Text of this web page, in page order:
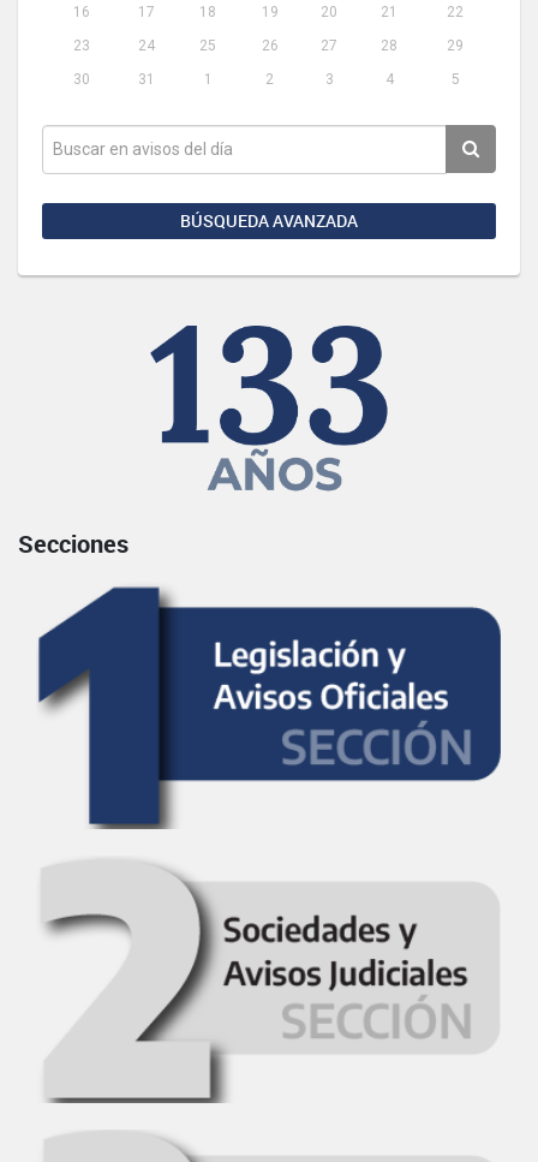
16
17 18 19 20 21
22
23
24 25 26 27 28
29
30
31 1 2 3 4 5
BÚSQUEDA AVANZADA
Secciones